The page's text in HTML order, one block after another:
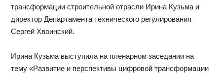
трансформации строительной отрасли Ирина Кузьма и
директор Департамента технического регулирования
Сергей Хвоинский.
Ирина Кузьма выступила на пленарном заседании на
тему «Развитие и перспективы цифровой трансформации